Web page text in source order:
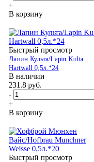
+
В корзину
Быстрый просмотр
Лапин Культа/Lapin Kulta
Hartwall 0,5л.*24
В наличии
231.8 руб.
-
+
В корзину
Быстрый просмотр